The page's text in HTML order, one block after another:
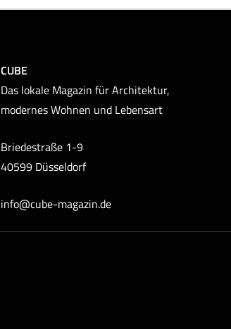
CUBE
Das lokale Magazin für Architektur,
modernes Wohnen und Lebensart
Briedestraße 1-9
40599 Düsseldorf
info@cube-magazin.de